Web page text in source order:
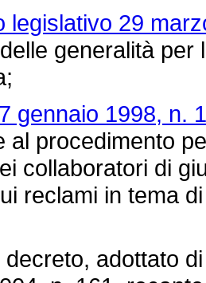
legislativo 29
generalità
gennaio 1998, n.
al procedimento
collaboratori di
reclami in tema
adottato